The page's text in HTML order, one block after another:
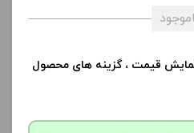
قیمت ، گزینه های محصول